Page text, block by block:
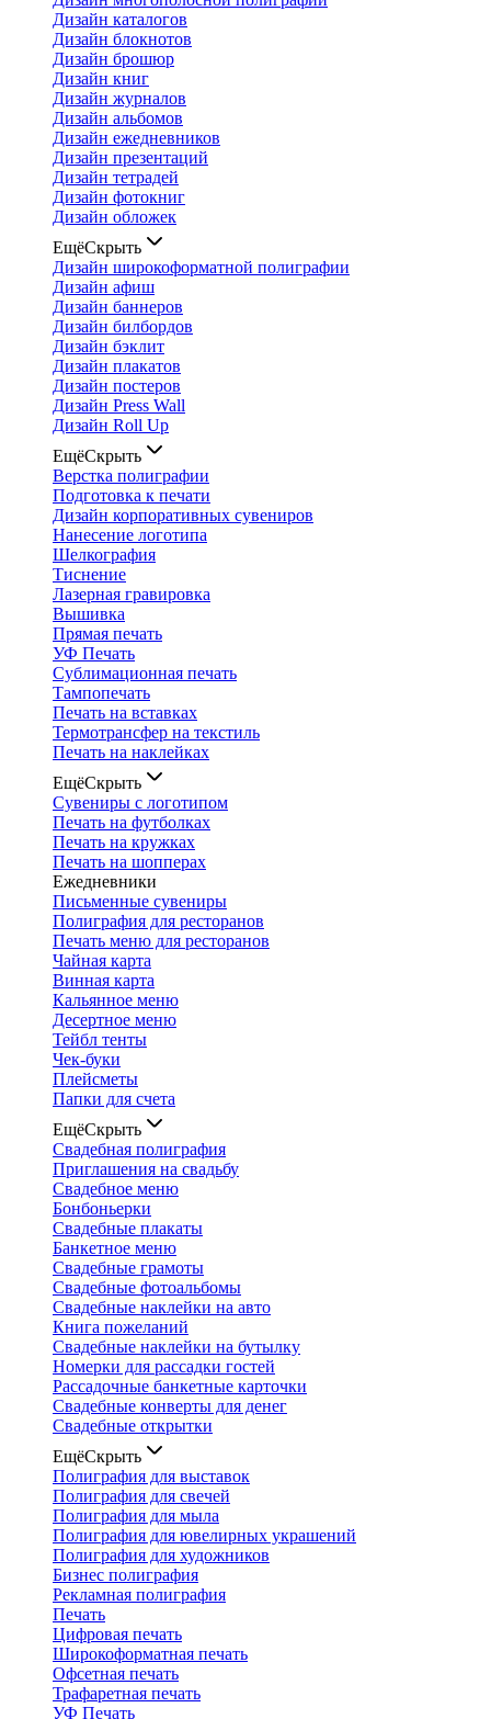
Дизайн каталогов
Дизайн блокнотов
Дизайн брошюр
Дизайн книг
Дизайн журналов
Дизайн альбомов
Дизайн ежедневников
Дизайн презентаций
Дизайн тетрадей
Дизайн фотокниг
Дизайн обложек
ЕщёСкрыть
Дизайн широкоформатной полиграфии
Дизайн афиш
Дизайн баннеров
Дизайн билбордов
Дизайн бэклит
Дизайн плакатов
Дизайн постеров
Дизайн Press Wall
Дизайн Roll Up
ЕщёСкрыть
Верстка полиграфии
Подготовка к печати
Дизайн корпоративных сувениров
Нанесение логотипа
Шелкография
Тиснение
Лазерная гравировка
Вышивка
Прямая печать
УФ Печать
Сублимационная печать
Тампопечать
Печать на вставках
Термотрансфер на текстиль
Печать на наклейках
ЕщёСкрыть
Сувениры с логотипом
Печать на футболках
Печать на кружках
Печать на шопперах
Ежедневники
Письменные сувениры
Полиграфия для ресторанов
Печать меню для ресторанов
Чайная карта
Винная карта
Кальянное меню
Десертное меню
Тейбл тенты
Чек-буки
Плейсметы
Папки для счета
ЕщёСкрыть
Свадебная полиграфия
Приглашения на свадьбу
Свадебное меню
Бонбоньерки
Свадебные плакаты
Банкетное меню
Свадебные грамоты
Свадебные фотоальбомы
Свадебные наклейки на авто
Книга пожеланий
Свадебные наклейки на бутылку
Номерки для рассадки гостей
Рассадочные банкетные карточки
Свадебные конверты для денег
Свадебные открытки
ЕщёСкрыть
Полиграфия для выставок
Полиграфия для свечей
Полиграфия для мыла
Полиграфия для ювелирных украшений
Полиграфия для художников
Бизнес полиграфия
Рекламная полиграфия
Печать
Цифровая печать
Широкоформатная печать
Офсетная печать
Трафаретная печать
УФ Печать